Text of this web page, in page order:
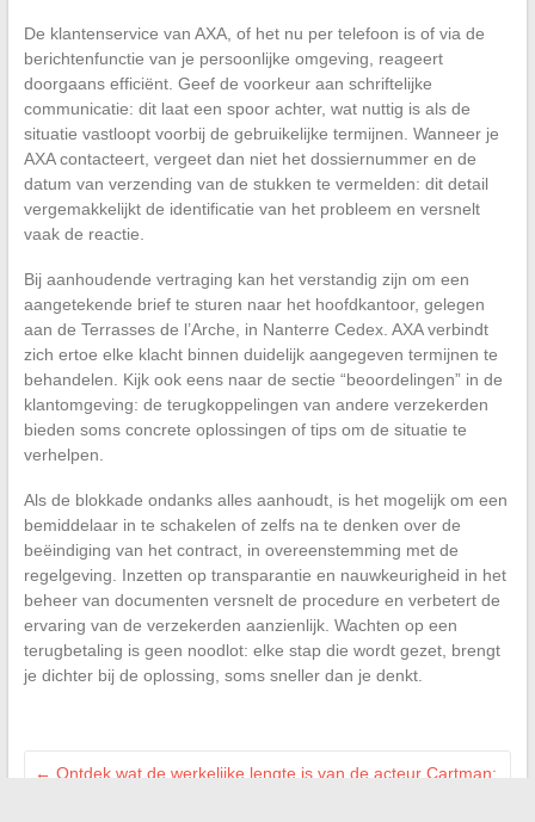
De klantenservice van AXA, of het nu per telefoon is of via de
berichtenfunctie van je persoonlijke omgeving, reageert
doorgaans efficiënt. Geef de voorkeur aan schriftelijke
communicatie: dit laat een spoor achter, wat nuttig is als de
situatie vastloopt voorbij de gebruikelijke termijnen. Wanneer je
AXA contacteert, vergeet dan niet het dossiernummer en de
datum van verzending van de stukken te vermelden: dit detail
vergemakkelijkt de identificatie van het probleem en versnelt
vaak de reactie.
Bij aanhoudende vertraging kan het verstandig zijn om een
aangetekende brief te sturen naar het hoofdkantoor, gelegen
aan de Terrasses de l’Arche, in Nanterre Cedex. AXA verbindt
zich ertoe elke klacht binnen duidelijk aangegeven termijnen te
behandelen. Kijk ook eens naar de sectie “beoordelingen” in de
klantomgeving: de terugkoppelingen van andere verzekerden
bieden soms concrete oplossingen of tips om de situatie te
verhelpen.
Als de blokkade ondanks alles aanhoudt, is het mogelijk om een
bemiddelaar in te schakelen of zelfs na te denken over de
beëindiging van het contract, in overeenstemming met de
regelgeving. Inzetten op transparantie en nauwkeurigheid in het
beheer van documenten versnelt de procedure en verbetert de
ervaring van de verzekerden aanzienlijk. Wachten op een
terugbetaling is geen noodlot: elke stap die wordt gezet, brengt
je dichter bij de oplossing, soms sneller dan je denkt.
← Ontdek wat de werkelijke lengte is van de acteur Cartman: